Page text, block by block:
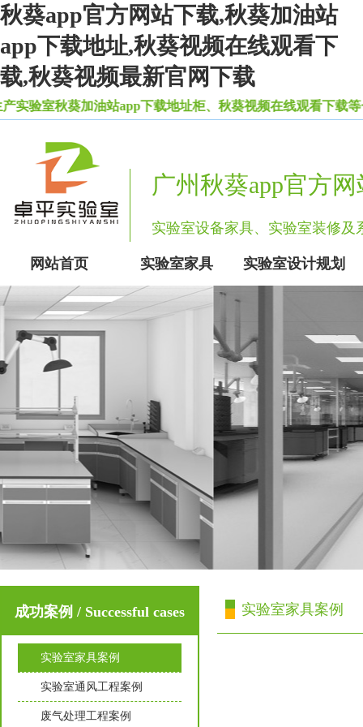
秋葵app官方网站下载,秋葵加油站
app下载地址,秋葵视频在线观看下
载,秋葵视频最新官网下载
验室秋葵加油站app下载地址柜、秋葵视频在线观看下载等一
广州秋葵app官方
实验室设备家具、实验室装修
网站首页 实验室家具 实验室设计规划
成功案例 / Successful cases
实验室家具案例
实验室通风工程案例
废气处理工程案例
实验室家具案例